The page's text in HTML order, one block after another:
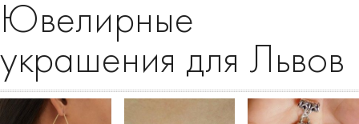
Ювелирные
украшения для Львов